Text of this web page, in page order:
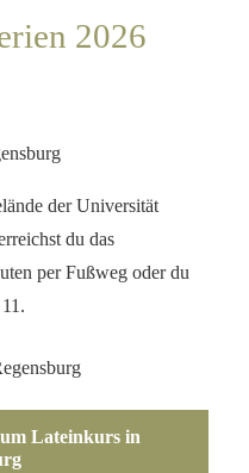
2026
der Universität
du das
per Fußweg oder du
Lateinkurs in